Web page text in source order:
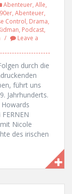
Abenteuer, Alle,
90er, Abenteuer,
Control, Drama,
, Podcast,
Leave a
durch die
führt uns
Jahrhunderts.
Nicole
des irischen